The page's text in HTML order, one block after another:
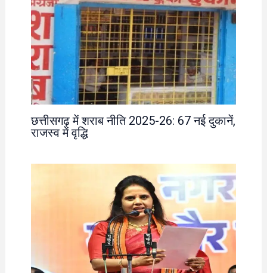
छत्तीसगढ़ में शराब नीति 2025-26: 67 नई दुकानें,
राजस्व में वृद्धि